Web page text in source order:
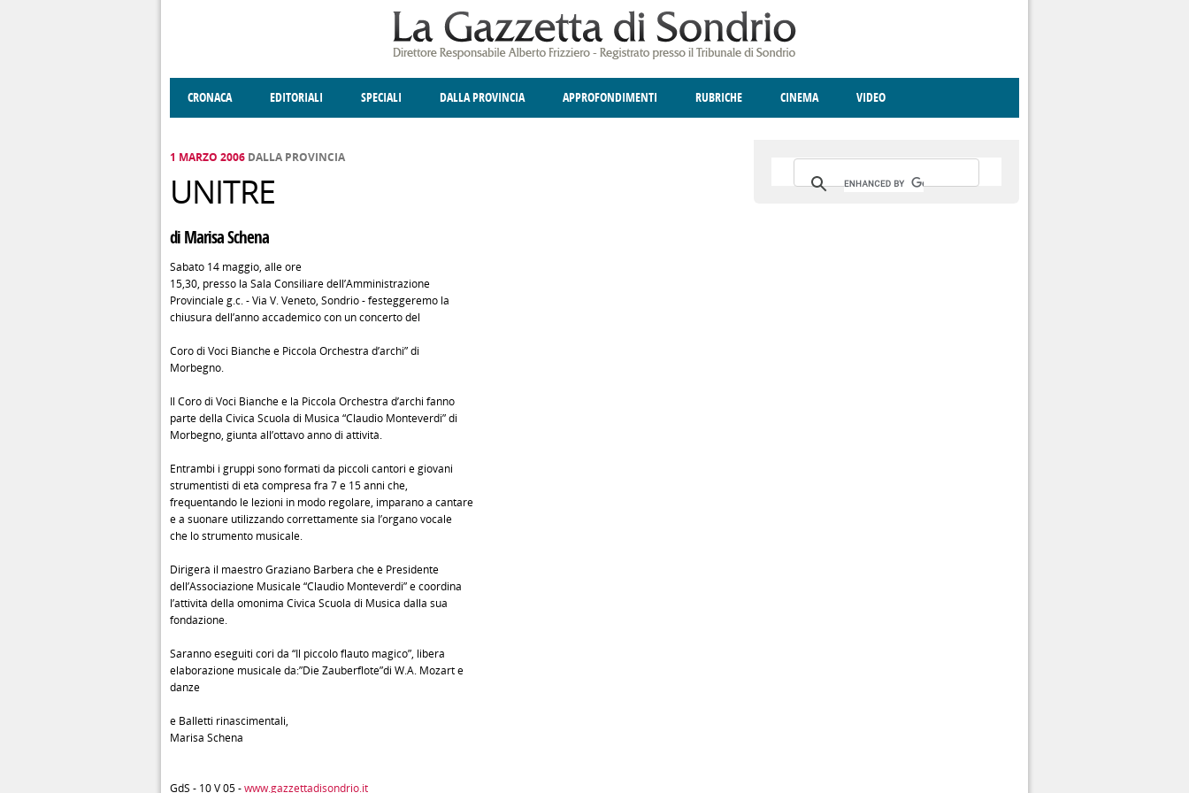
CRONACA EDITORIALI SPECIALI DALLA PROVINCIA APPROFONDIMENTI RUBRICHE CINEMA VIDEO
1 MARZO 2006 DALLA PROVINCIA
UNITRE
di Marisa Schena
Sabato 14 maggio, alle ore
15,30, presso la Sala Consiliare dell’Amministrazione
Provinciale g.c. - Via V. Veneto, Sondrio - festeggeremo la
chiusura dell’anno accademico con un concerto del
Coro di Voci Bianche e Piccola Orchestra d’archi” di
Morbegno.
Il Coro di Voci Bianche e la Piccola Orchestra d’archi fanno
parte della Civica Scuola di Musica “Claudio Monteverdi” di
Morbegno, giunta all’ottavo anno di attività.
Entrambi i gruppi sono formati da piccoli cantori e giovani
strumentisti di età compresa fra 7 e 15 anni che,
frequentando le lezioni in modo regolare, imparano a cantare
e a suonare utilizzando correttamente sia l’organo vocale
che lo strumento musicale.
Dirigerà il maestro Graziano Barbera che è Presidente
dell’Associazione Musicale “Claudio Monteverdi” e coordina
l’attività della omonima Civica Scuola di Musica dalla sua
fondazione.
Saranno eseguiti cori da “Il piccolo flauto magico”, libera
elaborazione musicale da:”Die Zauberflote”di W.A. Mozart e
danze
e Balletti rinascimentali,
Marisa Schena
GdS - 10 V 05 -www.gazzettadisondrio.it